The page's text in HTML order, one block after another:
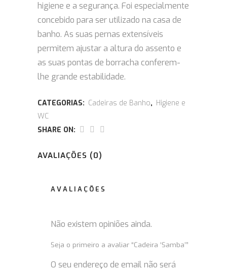
higiene e a segurança. Foi especialmente
concebido para ser utilizado na casa de
banho. As suas pernas extensíveis
permitem ajustar a altura do assento e
as suas pontas de borracha conferem-
lhe grande estabilidade.
CATEGORIAS: Cadeiras de Banho, Higiene e
WC
SHARE ON:
AVALIAÇÕES (0)
AVALIAÇÕES
Não existem opiniões ainda.
Seja o primeiro a avaliar “Cadeira ‘Samba’”
O seu endereço de email não será